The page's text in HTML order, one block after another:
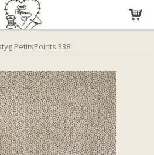
blivit tillagd i varukorgen
PetitsPoints 338